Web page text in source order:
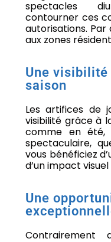
spectacles
contourner ces
autorisations. Par
aux zones
Une
saison
Les artifices de
visibilité grâce à
comme en été,
spectaculaire,
vous bénéficiez
d’un impact
Une
Contrairement